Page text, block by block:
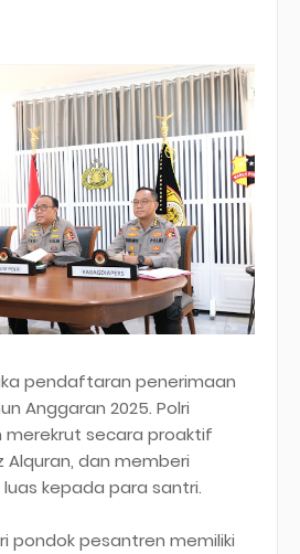
pendaftaran penerimaan
Anggaran 2025. Polri
secara proaktif
dan memberi
kepada para santri.
pondok pesantren memiliki